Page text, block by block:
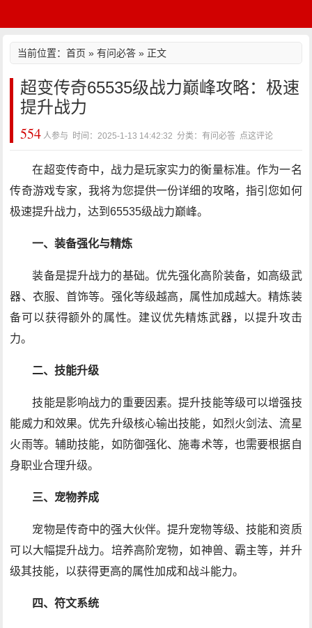
当前位置：首页 »有问必答 » 正文
超变传奇65535级战力巅峰攻略：极速
提升战力
554 人参与 时间：2025-1-13 14:42:32 分类：有问必答 点这评论
在超变传奇中，战力是玩家实力的衡量标准。作为一名
传奇游戏专家，我将为您提供一份详细的攻略，指引您如何
极速提升战力，达到65535级战力巅峰。
一、装备强化与精炼
装备是提升战力的基础。优先强化高阶装备，如高级武
器、衣服、首饰等。强化等级越高，属性加成越大。精炼装
备可以获得额外的属性。建议优先精炼武器，以提升攻击
力。
二、技能升级
技能是影响战力的重要因素。提升技能等级可以增强技
能威力和效果。优先升级核心输出技能，如烈火剑法、流星
火雨等。辅助技能，如防御强化、施毒术等，也需要根据自
身职业合理升级。
三、宠物养成
宠物是传奇中的强大伙伴。提升宠物等级、技能和资质
可以大幅提升战力。培养高阶宠物，如神兽、霸主等，并升
级其技能，以获得更高的属性加成和战斗能力。
四、符文系统